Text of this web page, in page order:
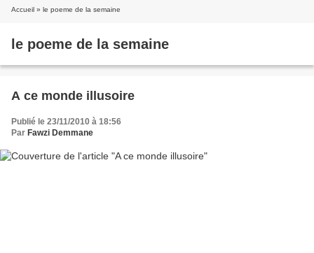
Accueil » le poeme de la semaine
le poeme de la semaine
A ce monde illusoire
Publié le 23/11/2010 à 18:56
Par Fawzi Demmane